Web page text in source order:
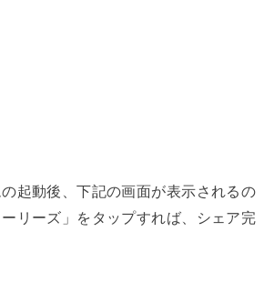
起動後、下記の画面が表示されるの
リーズ」をタップすれば、シェア完